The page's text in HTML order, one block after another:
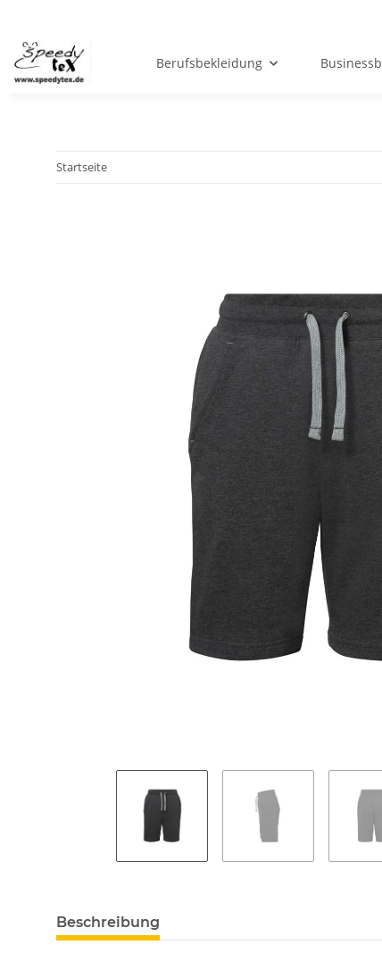
Berufsbekleidung
Startseite
Beschreibung